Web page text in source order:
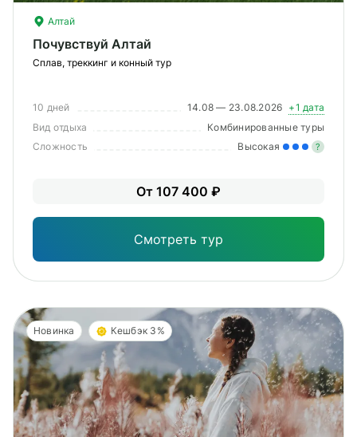
Алтай
Почувствуй Алтай
Сплав, треккинг и конный тур
10 дней 14.08 — 23.08.2026 +1 дата
Вид отдыха
Комбинированные туры
Сложность
Высокая ?
От 107 400 ₽
Смотреть тур
Новинка Кешбэк 3%